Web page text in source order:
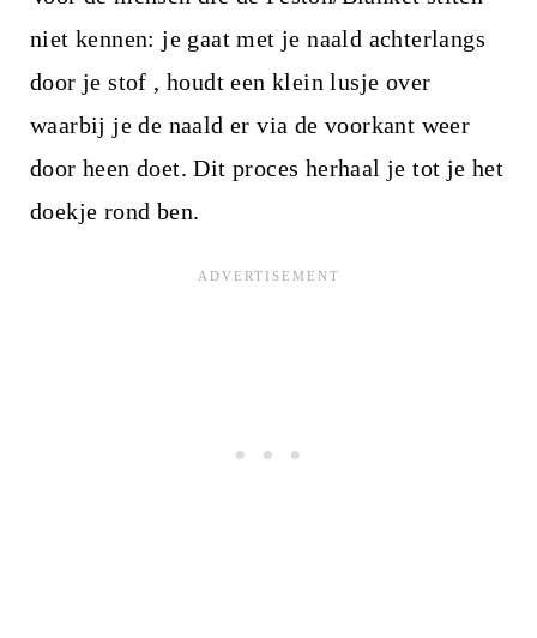
niet kennen: je gaat met je naald achterlangs
door je stof , houdt een klein lusje over
waarbij je de naald er via de voorkant weer
door heen doet. Dit proces herhaal je tot je het
doekje rond ben.